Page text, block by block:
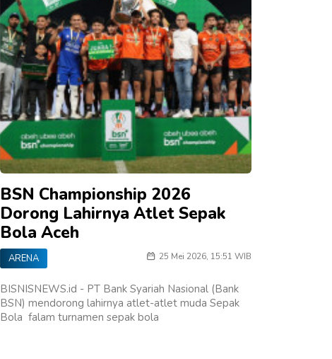
BSN Championship 2026
Dorong Lahirnya Atlet Sepak
Bola Aceh
ARENA 25 Mei 2026, 15:51 WIB
BISNISNEWS.id - PT Bank Syariah Nasional (Bank
BSN) mendorong lahirnya atlet-atlet muda Sepak
Bola falam turnamen sepak bola